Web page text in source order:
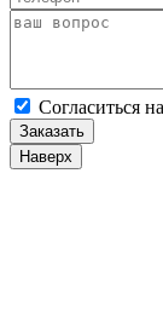
Cогласиться
Заказать
Наверх